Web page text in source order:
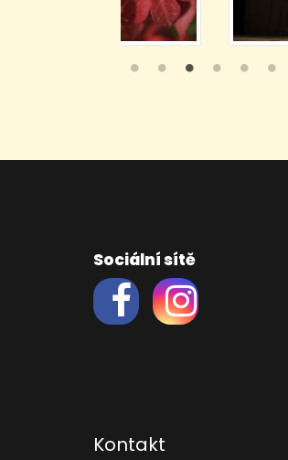
Sociální sítě
Kontakt